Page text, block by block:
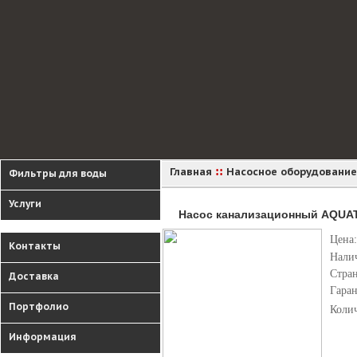
Фильтры для воды
Услуги
Контакты
Доставка
Портфолио
Информация
Главная :: Насосное оборудование
Насос канализационный
Цена: